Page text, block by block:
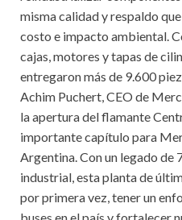
misma calidad y respaldo
costo e impacto ambiental.
cajas, motores y tapas de
entregaron más de 9.600
Achim Puchert, CEO de
la apertura del flamante
importante capítulo para
Argentina. Con un legado de
industrial, esta planta de
por primera vez, tener un